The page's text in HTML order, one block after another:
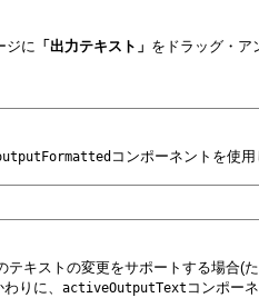
ジに 「出力テキスト」 をドラッグ・ア
コンポーネントを使用
キストの変更をサポートする場合
りに、 activeOutputText コンポー